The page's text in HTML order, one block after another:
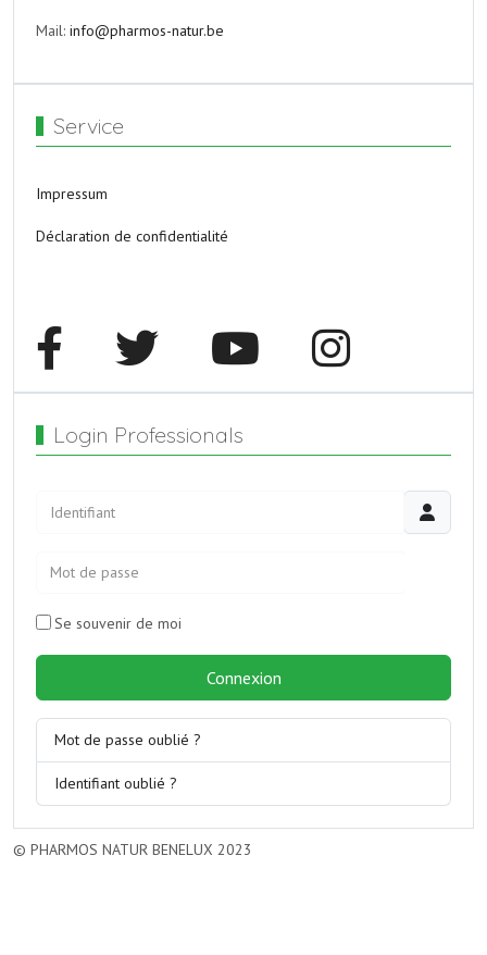
Mail: info@pharmos-natur.be
Service
Impressum
Déclaration de confidentialité
Login Professionals
Mot de passe
Se souvenir de moi
Connexion
Mot de passe oublié ?
Identifiant oublié ?
© PHARMOS NATUR BENELUX 2023